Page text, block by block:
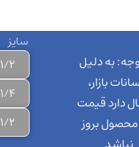
به دلیل
بازار،
دارد قیمت
بروز
سایز
1/2
1/4 1
1/2 2